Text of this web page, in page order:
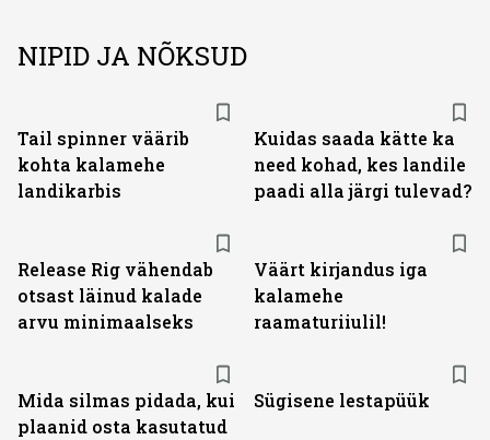
NIPID JA NÕKSUD
Tail spinner väärib
kohta kalamehe
landikarbis
Kuidas saada kätte ka
need kohad, kes landile
paadi alla järgi tulevad?
Release Rig vähendab
otsast läinud kalade
arvu minimaalseks
Väärt kirjandus iga
kalamehe
raamaturiiulil!
Mida silmas pidada, kui
plaanid osta kasutatud
Sügisene lestapüük